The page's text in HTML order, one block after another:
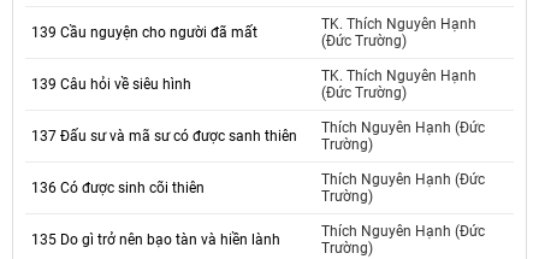
139 Cầu nguyện cho người đã mất
TK. Thích Nguyên Hạnh
(Đức Trường)
139 Câu hỏi về siêu hình
TK. Thích Nguyên Hạnh
(Đức Trường)
137 Đấu sư và mã sư có được sanh thiên
Thích Nguyên Hạnh (Đức
Trường)
136 Có được sinh cõi thiên
Thích Nguyên Hạnh (Đức
Trường)
135 Do gì trở nên bạo tàn và hiền lành
Thích Nguyên Hạnh (Đức
Trường)